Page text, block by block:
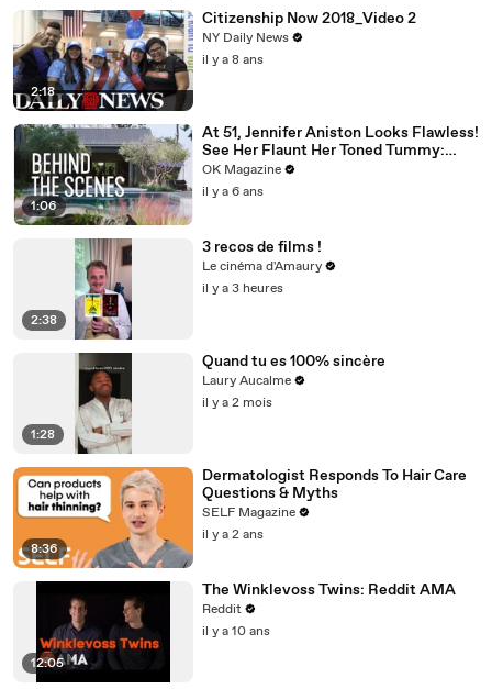
2:18
Citizenship Now 2018_Video 2
NY Daily News
il y a 8 ans
1:06
At 51, Jennifer Aniston Looks Flawless!
See Her Flaunt Her Toned Tummy:
Photos
OK Magazine
il y a 6 ans
2:38
3 recos de films !
Le cinéma d'Amaury
il y a 3 heures
1:28
Quand tu es 100% sincère
Laury Aucalme
il y a 2 mois
8:36
Dermatologist Responds To Hair Care
Questions & Myths
SELF Magazine
il y a 2 ans
12:05
The Winklevoss Twins: Reddit AMA
Reddit
il y a 10 ans